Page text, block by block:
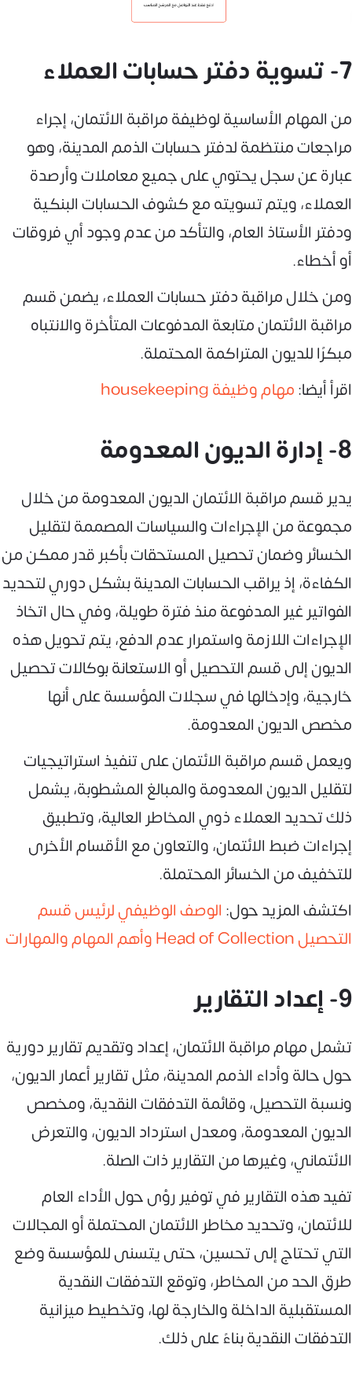
7- تسوية دفتر حسابات العملاء
من المهام الأساسية لوظيفة مراقبة الائتمان، إجراء
مراجعات منتظمة لدفتر حسابات الذمم المدينة، وهو
عبارة عن سجل يحتوي على جميع معاملات وأرصدة
العملاء، ويتم تسويته مع كشوف الحسابات البنكية
ودفتر الأستاذ العام، والتأكد من عدم وجود أي فروقات
أو أخطاء.
ومن خلال مراقبة دفتر حسابات العملاء، يضمن قسم
مراقبة الائتمان متابعة المدفوعات المتأخرة والانتباه
مبكرًا للديون المتراكمة المحتملة.
اقرأ أيضا:مهام وظيفة housekeeping
8- إدارة الديون المعدومة
يدير قسم مراقبة الائتمان الديون المعدومة من خلال
مجموعة من الإجراءات والسياسات المصممة لتقليل
الخسائر وضمان تحصيل المستحقات بأكبر قدر ممكن من
الكفاءة، إذ يراقب الحسابات المدينة بشكل دوري لتحديد
الفواتير غير المدفوعة منذ فترة طويلة، وفي حال اتخاذ
الإجراءات اللازمة واستمرار عدم الدفع، يتم تحويل هذه
الديون إلى قسم التحصيل أو الاستعانة بوكالات تحصيل
خارجية، وإدخالها في سجلات المؤسسة على أنها
مخصص الديون المعدومة.
ويعمل قسم مراقبة الائتمان على تنفيذ استراتيجيات
لتقليل الديون المعدومة والمبالغ المشطوبة، يشمل
ذلك تحديد العملاء ذوي المخاطر العالية، وتطبيق
إجراءات ضبط الائتمان، والتعاون مع الأقسام الأخرى
للتخفيف من الخسائر المحتملة.
اكتشف المزيد حول: الوصف الوظيفي لرئيس قسم
التحصيل Head of Collection وأهم المهام والمهارات
9- إعداد التقارير
تشمل مهام مراقبة الائتمان، إعداد وتقديم تقارير دورية
حول حالة وأداء الذمم المدينة، مثل تقارير أعمار الديون،
ونسبة التحصيل، وقائمة التدفقات النقدية، ومخصص
الديون المعدومة، ومعدل استرداد الديون، والتعرض
الائتماني، وغيرها من التقارير ذات الصلة.
تفيد هذه التقارير في توفير رؤى حول الأداء العام
للائتمان، وتحديد مخاطر الائتمان المحتملة أو المجالات
التي تحتاج إلى تحسين، حتى يتسنى للمؤسسة وضع
طرق الحد من المخاطر، وتوقع التدفقات النقدية
المستقبلية الداخلة والخارجة لها، وتخطيط ميزانية
التدفقات النقدية بناءً على ذلك.